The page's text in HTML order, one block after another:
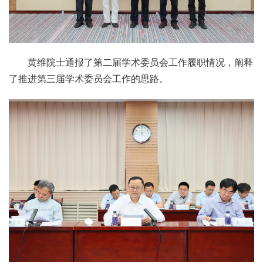
黄维院士通报了第二届学术委员会工作履职情况，阐释
了推进第三届学术委员会工作的思路。